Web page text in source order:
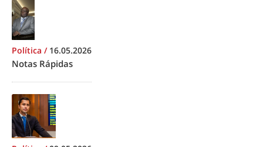
Política / 16.05.2026
Notas Rápidas